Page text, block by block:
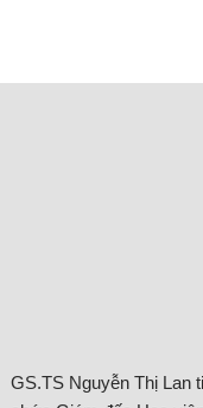
GS.TS Nguyễn Thị Lan